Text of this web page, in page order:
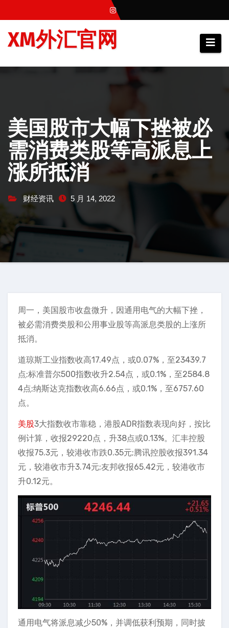
至
XM外汇官网
美国股市大幅下挫被必
需消费类股等高派息上
涨所抵消
财经资讯 5 月 14, 2022
周一，美国股市收盘微升，因通用电气的大幅下挫，
被必需消费类股和公用事业股等高派息类股的上涨所
抵消。
道琼斯工业指数收高17.49点，或0.07%，至23439.7
点;标准普尔500指数收升2.54点，或0.1%，至2584.8
4点;纳斯达克指数收高6.66点，或0.1%，至6757.60
点。
美股3大指数收市靠稳，港股ADR指数表现向好，按比
例计算，收报29220点，升38点或0.13%。汇丰控股
收报75.3元，较港收市跌0.35元;腾讯控股收报391.34
元，较港收市升3.74元;友邦收报65.42元，较港收市
升0.12元。
通用电气将派息减少50%，并调低获利预期，同时披